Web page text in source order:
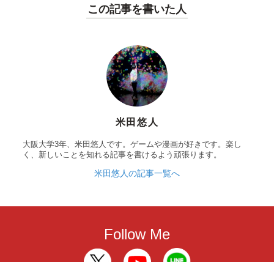
この記事を書いた人
米田悠人
大阪大学3年、米田悠人です。ゲームや漫画が好きです。楽し
く、新しいことを知れる記事を書けるよう頑張ります。
米田悠人の記事一覧へ
Follow Me